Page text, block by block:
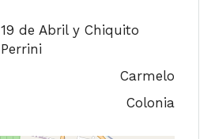
19 de Abril y Chiquito
Perrini
Carmelo
Colonia